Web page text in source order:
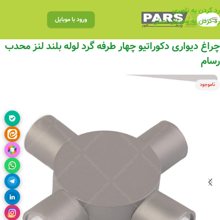
رد کردن به ناوبری
رد کردن به محتوای اصلی
منو ورود با موبایل
چراغ دیواری دکوراتیو چهار طرفه گرد لوله بلند لنز محدب
رسام
ناموجود